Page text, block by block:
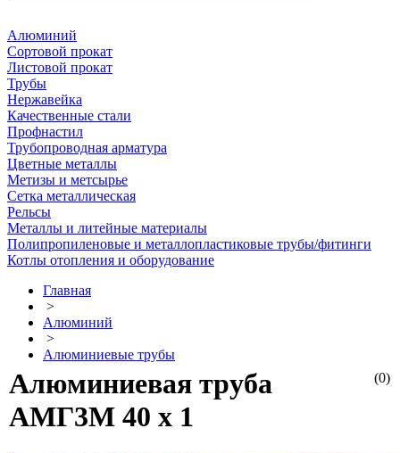
Алюминий
Сортовой прокат
Листовой прокат
Трубы
Нержавейка
Качественные стали
Профнастил
Трубопроводная арматура
Цветные металлы
Метизы и метсырье
Сетка металлическая
Рельсы
Металлы и литейные материалы
Полипропиленовые и металлопластиковые трубы/фитинги
Котлы отопления и оборудование
Главная
>
Алюминий
>
Алюминиевые трубы
(0)
Алюминиевая труба
АМГ3М 40 х 1